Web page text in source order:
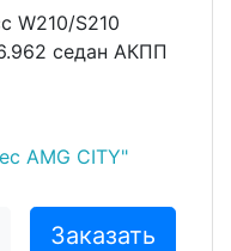
W210/S210
седан АКПП
AMG CITY"
Заказать